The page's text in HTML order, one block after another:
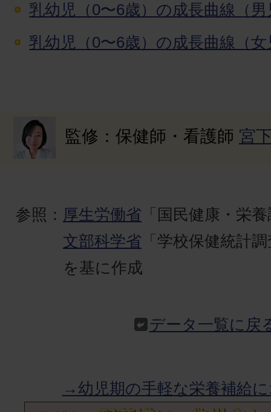
乳幼児（0〜6歳）の成長曲線（男
乳幼児（0〜6歳）の成長曲線（女
監修：保健師・看護師 宮
参照： 厚生労働省 「国民健康・栄
文部科学省 「学校保健統計
を基に作成
データ一覧に戻
→幼児期の手軽な栄養補給